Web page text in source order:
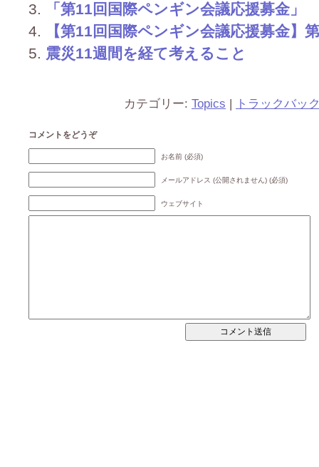
「第11回国際ペンギン会議応援募金
【第11回国際ペンギン会議応援募金】
震災11週間を経て考えること
カテゴリー: Topics | トラックバッ
コメントをどうぞ
お名前 (必須)
メールアドレス (公開されません) (必須)
ウェブサイト